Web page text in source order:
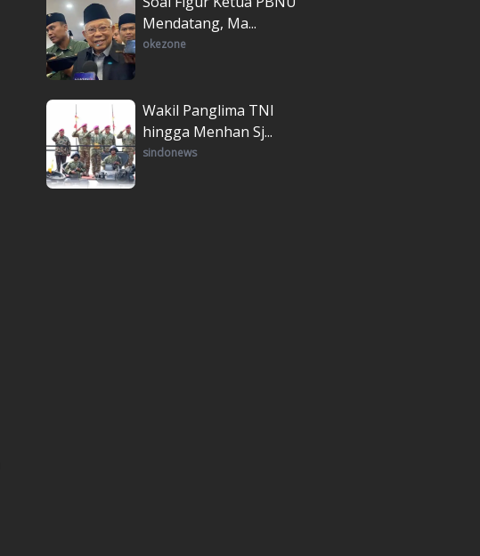
Mendatang, Ma...
okezone
Wakil Panglima TNI
hingga Menhan Sj...
sindonews